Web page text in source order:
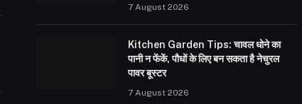
7 August 2026
Kitchen Garden Tips: चावल धोने का
पानी न फेंकें, पौधों के लिए बन सकता है नेचुरल
पावर बूस्टर
7 August 2026